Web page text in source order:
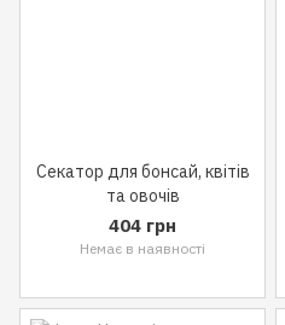
Секатор для бонсай, квітів
та овочів
404 грн
Немає в наявності